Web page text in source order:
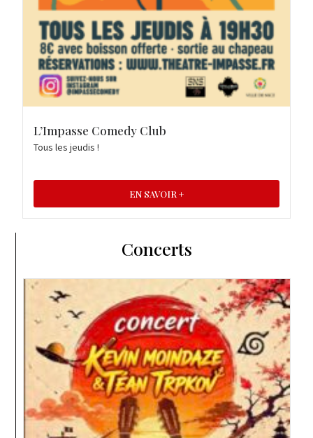
L’Impasse Comedy Club
Tous les jeudis !
EN SAVOIR +
Concerts